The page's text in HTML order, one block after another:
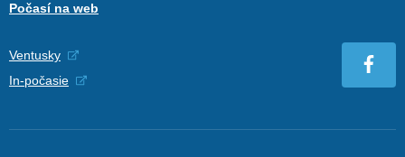
Počasí na web
Ventusky
In-počasie